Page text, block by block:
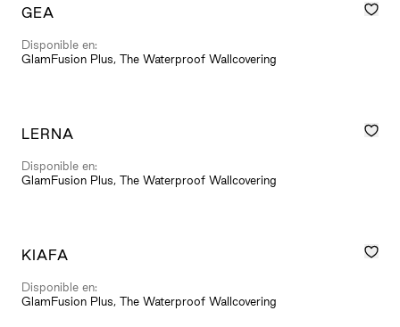
GEA
Disponible en:
GlamFusion Plus, The Waterproof Wallcovering
LERNA
Disponible en:
GlamFusion Plus, The Waterproof Wallcovering
KIAFA
Disponible en:
GlamFusion Plus, The Waterproof Wallcovering